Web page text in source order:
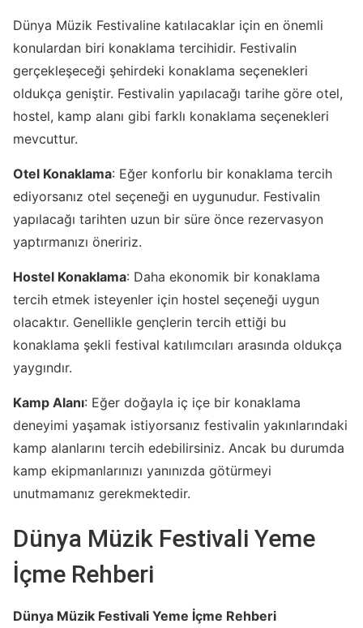
Dünya Müzik Festivaline katılacaklar için en önemli
konulardan biri konaklama tercihidir. Festivalin
gerçekleşeceği şehirdeki konaklama seçenekleri
oldukça geniştir. Festivalin yapılacağı tarihe göre otel,
hostel, kamp alanı gibi farklı konaklama seçenekleri
mevcuttur.
Otel Konaklama: Eğer konforlu bir konaklama tercih
ediyorsanız otel seçeneği en uygunudur. Festivalin
yapılacağı tarihten uzun bir süre önce rezervasyon
yaptırmanızı öneririz.
Hostel Konaklama: Daha ekonomik bir konaklama
tercih etmek isteyenler için hostel seçeneği uygun
olacaktır. Genellikle gençlerin tercih ettiği bu
konaklama şekli festival katılımcıları arasında oldukça
yaygındır.
Kamp Alanı: Eğer doğayla iç içe bir konaklama
deneyimi yaşamak istiyorsanız festivalin yakınlarındaki
kamp alanlarını tercih edebilirsiniz. Ancak bu durumda
kamp ekipmanlarınızı yanınızda götürmeyi
unutmamanız gerekmektedir.
Dünya Müzik Festivali Yeme
İçme Rehberi
Dünya Müzik Festivali Yeme İçme Rehberi